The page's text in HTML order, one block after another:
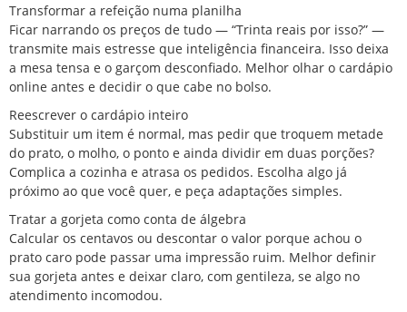
Transformar a refeição numa planilha
Ficar narrando os preços de tudo — “Trinta reais por isso?” —
transmite mais estresse que inteligência financeira. Isso deixa
a mesa tensa e o garçom desconfiado. Melhor olhar o cardápio
online antes e decidir o que cabe no bolso.
Reescrever o cardápio inteiro
Substituir um item é normal, mas pedir que troquem metade
do prato, o molho, o ponto e ainda dividir em duas porções?
Complica a cozinha e atrasa os pedidos. Escolha algo já
próximo ao que você quer, e peça adaptações simples.
Tratar a gorjeta como conta de álgebra
Calcular os centavos ou descontar o valor porque achou o
prato caro pode passar uma impressão ruim. Melhor definir
sua gorjeta antes e deixar claro, com gentileza, se algo no
atendimento incomodou.